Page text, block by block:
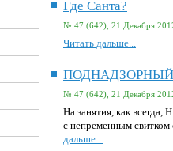
Где Санта?
№ 47 (642), 21 Декабря
Читать дальше...
№ 47 (642), 21 Декабря
На занятия, как всегда,
с непременным
дальше...